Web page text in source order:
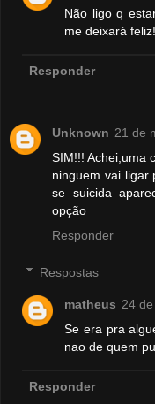
Não ligo q
me deixará feliz!
Responder
Unknown 21 de
SIM!!! Achei,uma
ninguem vai ligar
se suicida
opção
Responder
Respostas
matheus 24
Se era pra
nao de quem
Responder